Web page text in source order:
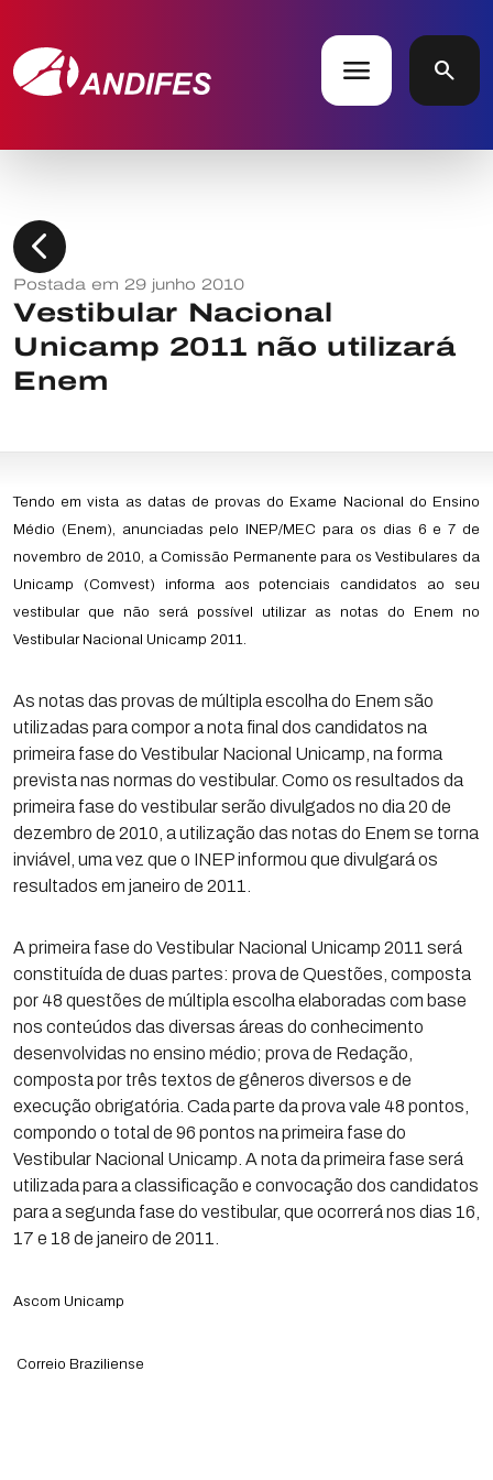
menu search
chevron_left
Postada em 29 junho 2010
Vestibular Nacional
Unicamp 2011 não utilizará
Enem
Tendo em vista as datas de provas do Exame Nacional do Ensino
Médio (Enem), anunciadas pelo INEP/MEC para os dias 6 e 7 de
novembro de 2010, a Comissão Permanente para os Vestibulares da
Unicamp (Comvest) informa aos potenciais candidatos ao seu
vestibular que não será possível utilizar as notas do Enem no
Vestibular Nacional Unicamp 2011.
As notas das provas de múltipla escolha do Enem são
utilizadas para compor a nota final dos candidatos na
primeira fase do Vestibular Nacional Unicamp, na forma
prevista nas normas do vestibular. Como os resultados da
primeira fase do vestibular serão divulgados no dia 20 de
dezembro de 2010, a utilização das notas do Enem se torna
inviável, uma vez que o INEP informou que divulgará os
resultados em janeiro de 2011.
A primeira fase do Vestibular Nacional Unicamp 2011 será
constituída de duas partes: prova de Questões, composta
por 48 questões de múltipla escolha elaboradas com base
nos conteúdos das diversas áreas do conhecimento
desenvolvidas no ensino médio; prova de Redação,
composta por três textos de gêneros diversos e de
execução obrigatória. Cada parte da prova vale 48 pontos,
compondo o total de 96 pontos na primeira fase do
Vestibular Nacional Unicamp. A nota da primeira fase será
utilizada para a classificação e convocação dos candidatos
para a segunda fase do vestibular, que ocorrerá nos dias 16,
17 e 18 de janeiro de 2011.
Ascom Unicamp
Correio Braziliense